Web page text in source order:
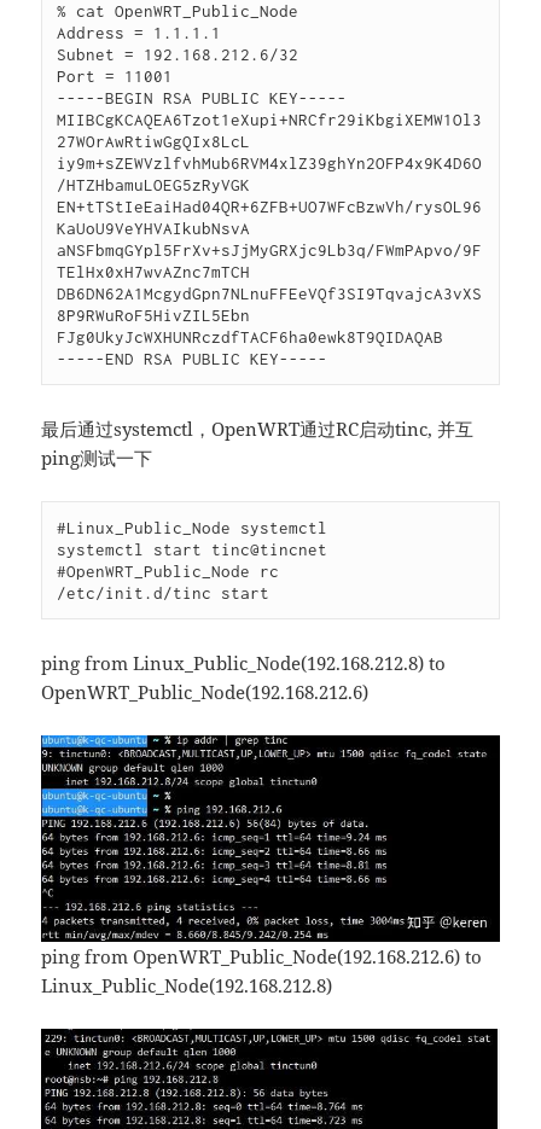
% cat OpenWRT_Public_Node
Address = 1.1.1.1
Subnet = 192.168.212.6/32
Port = 11001
-----BEGIN RSA PUBLIC KEY-----
MIIBCgKCAQEA6Tzot1eXupi+NRCfr29iKbgiXEMW1Ol3
27WOrAwRtiwGgQIx8LcL
iy9m+sZEWVzlfvhMub6RVM4xlZ39ghYn2OFP4x9K4D6O
/HTZHbamuLOEG5zRyVGK
EN+tTStIeEaiHad04QR+6ZFB+UO7WFcBzwVh/rysOL96
KaUoU9VeYHVAIkubNsvA
aNSFbmqGYpl5FrXv+sJjMyGRXjc9Lb3q/FWmPApvo/9F
TElHx0xH7wvAZnc7mTCH
DB6DN62A1McgydGpn7NLnuFFEeVQf3SI9TqvajcA3vXS
8P9RWuRoF5HivZIL5Ebn
FJg0UkyJcWXHUNRczdfTACF6ha0ewk8T9QIDAQAB
-----END RSA PUBLIC KEY-----
最后通过systemctl，OpenWRT通过RC启动tinc, 并互
ping测试一下
#Linux_Public_Node systemctl
systemctl start tinc@tincnet
#OpenWRT_Public_Node rc
/etc/init.d/tinc start
ping from Linux_Public_Node(192.168.212.8) to
OpenWRT_Public_Node(192.168.212.6)
ping from OpenWRT_Public_Node(192.168.212.6) to
Linux_Public_Node(192.168.212.8)